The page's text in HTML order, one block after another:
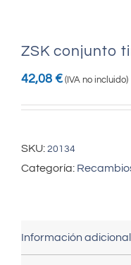
ZSK conjunto
42,08 € (IVA no incluido)
SKU: 20134
Categoría:
Información adicional